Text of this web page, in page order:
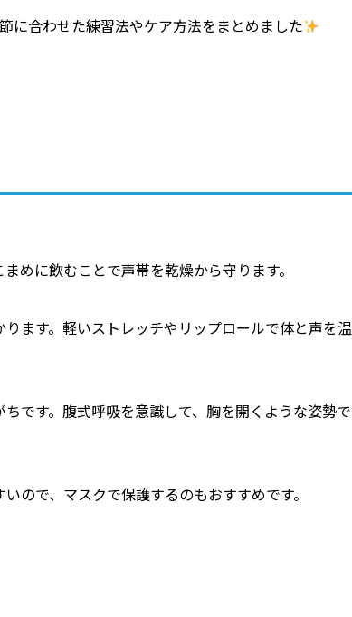
に合わせた練習法やケア方法をまとめました
めに飲むことで声帯を乾燥から守ります。
ます。軽いストレッチやリップロールで体と声を温
です。腹式呼吸を意識して、胸を開くような姿勢で
ので、マスクで保護するのもおすすめです。